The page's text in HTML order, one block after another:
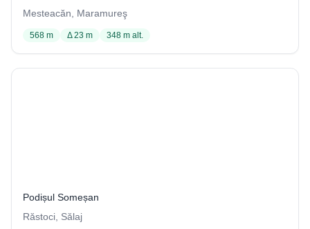
Mesteacăn, Maramureş
568 m Δ 23 m 348 m alt.
Podișul Someșan
Răstoci, Sălaj